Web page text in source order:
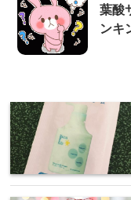
葉酸
ンキ